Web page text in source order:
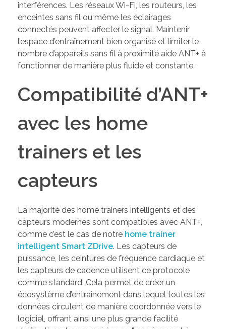
interférences. Les réseaux Wi-Fi, les routeurs, les
enceintes sans fil ou même les éclairages
connectés peuvent affecter le signal. Maintenir
l’espace d’entraînement bien organisé et limiter le
nombre d’appareils sans fil à proximité aide ANT+ à
fonctionner de manière plus fluide et constante.
Compatibilité d’ANT+
avec les home
trainers et les
capteurs
La majorité des home trainers intelligents et des
capteurs modernes sont compatibles avec ANT+,
comme c’est le cas de notre home trainer
intelligent Smart ZDrive. Les capteurs de
puissance, les ceintures de fréquence cardiaque et
les capteurs de cadence utilisent ce protocole
comme standard. Cela permet de créer un
écosystème d’entraînement dans lequel toutes les
données circulent de manière coordonnée vers le
logiciel, offrant ainsi une plus grande facilité